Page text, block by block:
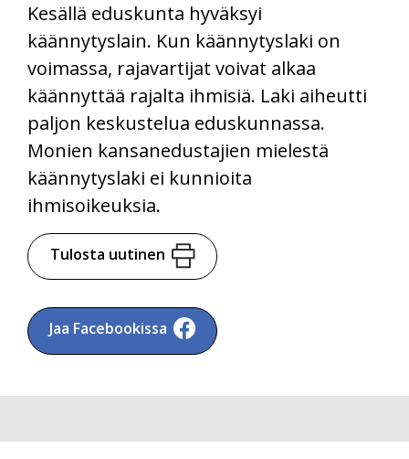
Kesällä eduskunta hyväksyi
käännytyslain. Kun käännytyslaki on
voimassa, rajavartijat voivat alkaa
käännyttää rajalta ihmisiä. Laki aiheutti
paljon keskustelua eduskunnassa.
Monien kansanedustajien mielestä
käännytyslaki ei kunnioita
ihmisoikeuksia.
Tulosta uutinen
Jaa Facebookissa